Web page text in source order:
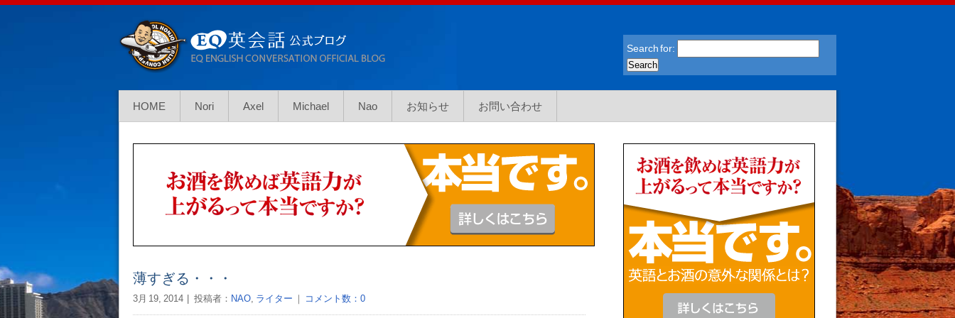
Search for:
HOME Nori Axel Michael Nao お知らせ お問い合わせ
薄すぎる・・・
3月 19, 2014 投稿者： NAO, ライター ｜ コメント数：0